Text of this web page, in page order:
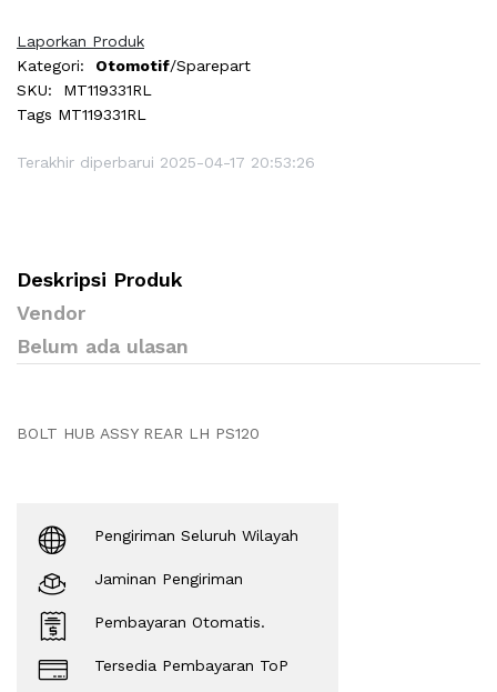
Laporkan Produk
Kategori:
Otomotif/Sparepart
SKU:
MT119331RL
Tags MT119331RL
Terakhir diperbarui 2025-04-17 20:53:26
Deskripsi Produk
Vendor
Belum ada ulasan
BOLT HUB ASSY REAR LH PS120
Pengiriman Seluruh Wilayah
Jaminan Pengiriman
Pembayaran Otomatis.
Tersedia Pembayaran ToP